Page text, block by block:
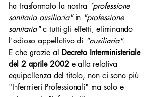
ha trasformato la nostra "professione
sanitaria ausiliaria" in "professione
sanitaria" a tutti gli effetti, eliminando
l'odioso appellativo di "ausiliaria".
E che grazie al Decreto Interministeriale
del 2 aprile 2002 e alla relativa
equipollenza del titolo, non ci sono più
"Infermieri Professionali" ma solo e